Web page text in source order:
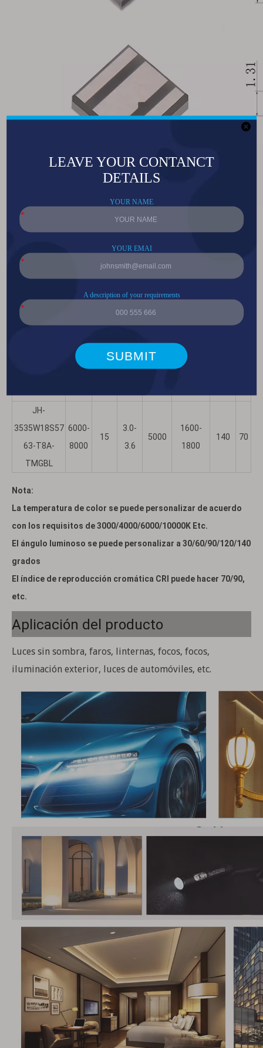
LED RGB de lente plana de alta potencia 5050 9W
5050 12W/20W Lente plana de alta potencia LED de temperatura dual
2525 LED eutéctico de cerámica azul/verde 2525 LED eutéctico de cerámica esférica blanca
parte
K)
Poten
cia
e (V)
Corrie
nte
(mA)
Flujo
luminoso
(grad
6000-
3.0-
660-700
JH-
3535W18S57
63-T8A-
TMGBL
6000-
8000
15
3.0-
3.6
5000
1600-
1800
140 70
Nota:
La temperatura de color se puede personalizar de acuerdo
con los requisitos de 3000/4000/6000/10000K Etc.
El ángulo luminoso se puede personalizar a 30/60/90/120/140
grados
El índice de reproducción cromática CRI puede hacer 70/90,
etc.
Aplicación del producto
Luces sin sombra, faros, linternas, focos, focos,
iluminación exterior, luces de automóviles, etc.